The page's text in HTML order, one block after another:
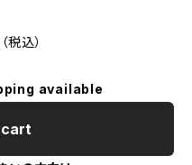
込）
available